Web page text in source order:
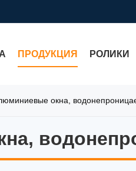
ПРОДУКЦИЯ РОЛИКИ
окна,